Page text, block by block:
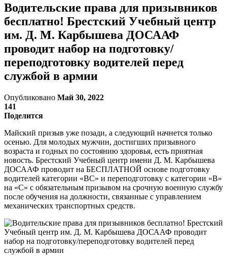
Водительские права для призывников
бесплатно! Брестский Учебный центр
им. Д. М. Карбышева ДОСААФ
проводит набор на подготовку/
переподготовку водителей перед
службой в армии
Опубликовано Май 30, 2022
141
Поделится
Майский призыв уже позади, а следующий начнется только
осенью. Для молодых мужчин, достигших призывного
возраста и годных по состоянию здоровья, есть приятная
новость. Брестский Учебный центр имени Д. М. Карбышева
ДОСААФ проводит на БЕСПЛАТНОЙ основе подготовку
водителей категории «ВС» и переподготовку с категории «В»
на «С» с обязательным призывом на срочную военную службу
после обучения на должности, связанные с управлением
механических транспортных средств.